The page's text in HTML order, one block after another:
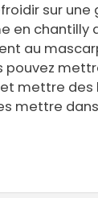
sur une
en chantilly
au
pouvez
mettre des
mettre